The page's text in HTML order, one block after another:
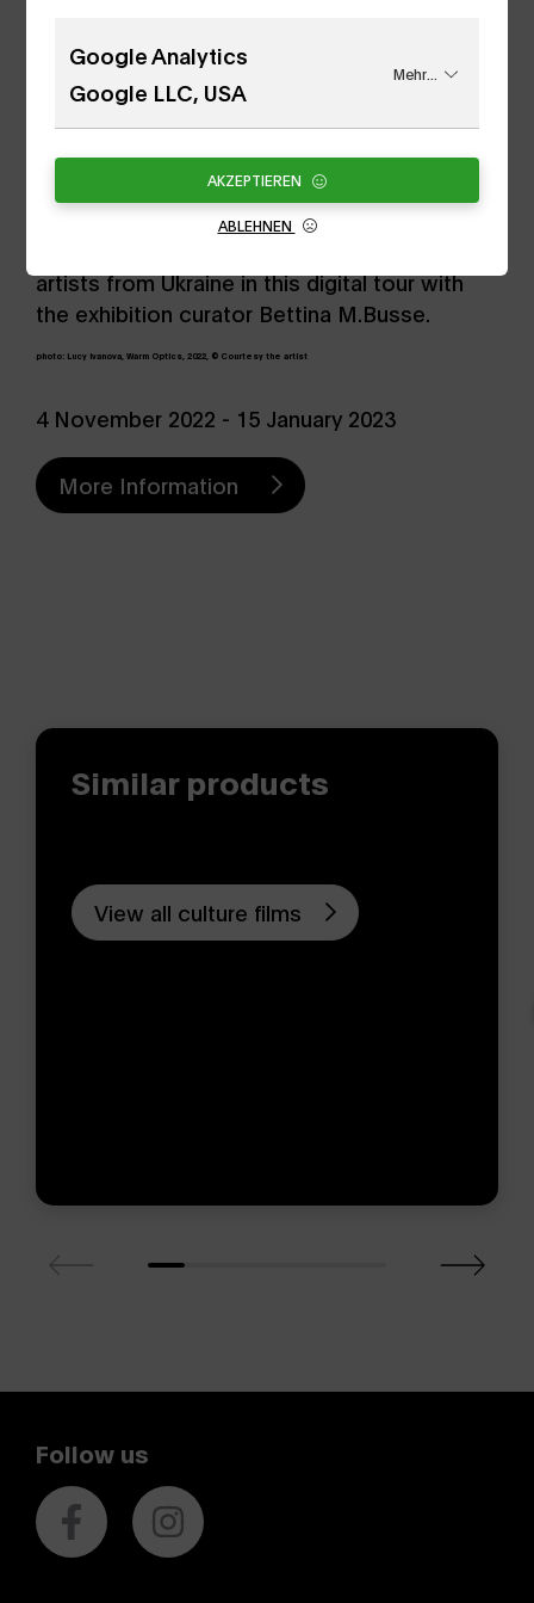
artists from Ukraine in this digital tour with
the exhibition curator Bettina M.Busse.
photo: Lucy Ivanova, Warm Optics, 2022, © Courtesy the artist
4 November 2022 - 15 January 2023
More Information
Similar products
View all culture films
Follow us
Google Analytics
Google LLC, USA
Mehr...
ABLEHNEN
AKZEPTIEREN